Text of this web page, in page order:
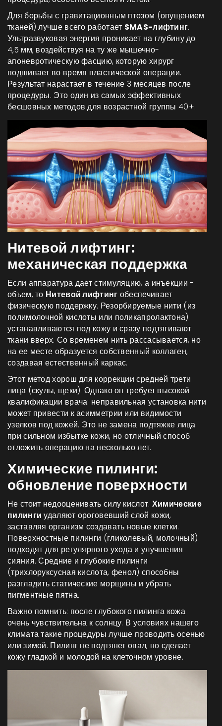
Для борьбы с гравитационным птозом (опущением
тканей) лучше всего работает SMAS-лифтинг.
Ультразвуковая энергия проникает на глубину до
4,5 мм, воздействуя на ту же мышечно-
апоневротическую фасцию, которую хирург
подшивает во время пластической операции.
Результат нарастает в течение 3 месяцев после
процедуры. Это один из самых эффективных
бесшовных методов для возрастной группы 40+.
Нитевой лифтинг:
механическая поддержка
Если аппаратура дает стимуляцию, а инъекции -
объем, то Нитевой лифтинг обеспечивает
физическую поддержку. Резорбируемые нити (из
полимолочной кислоты или поликапролактона)
устанавливаются под кожу и сразу подтягивают
ткани вверх. Со временем нить рассасывается, но
на ее месте образуется собственный коллаген,
создавая естественный каркас.
Этот метод хорош для коррекции средней трети
лица (скулы, щеки). Однако он требует высокой
квалификации врача: неправильная установка нити
может привести к асимметрии или видимости
узелков под кожей. Это не замена подтяжке лица
при сильном избытке кожи, но отличный способ
отложить операцию на несколько лет.
Химические пилинги:
обновление поверхности
Не стоит недооценивать силу кислот. Химические
пилинги удаляют ороговевший слой кожи,
заставляя организм создавать новые клетки.
Поверхностные пилинги (гликолевый, молочный)
подходят для регулярного ухода и улучшения
сияния. Средние и глубокие пилинги
(трихлоруксусная кислота, фенол) способны
разгладить статические морщины и убрать
пигментные пятна.
Важно помнить: после глубокого пилинга кожа
очень чувствительна к солнцу. В условиях нашего
климата такие процедуры лучше проводить осенью
или зимой. Пилинг не подтянет овал, но сделает
кожу гладкой и молодой на клеточном уровне.